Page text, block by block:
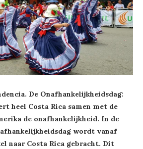
De Onafhankelijkheidsdag:
heel Costa Rica samen met de
de onafhankelijkheid. In de
wordt vanaf
naar Costa Rica gebracht. Dit